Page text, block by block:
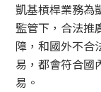
凱基槓桿業務為
監管下，合法推
障，和國外不合
易，都會符合國
易。